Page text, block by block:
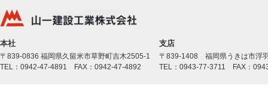
本社
〒839-0836 福岡県久留米市草野町吉木2505-1
TEL：0942-47-4891 FAX：0942-47-4892
支店
〒839-1408 福岡県うきは市浮
TEL：0943-77-3711 FAX：